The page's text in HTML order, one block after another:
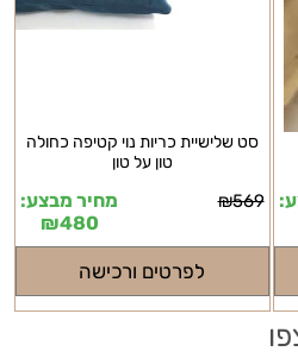
סט שלישיית כריות נוי קטיפה כחולה
טון על טון
₪569
מחיר מבצע:
₪480
לפרטים ורכישה